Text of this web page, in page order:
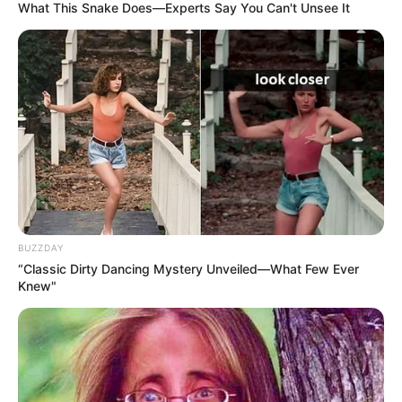
What This Snake Does—Experts Say You Can't Unsee It
BUZZDAY
“Classic Dirty Dancing Mystery Unveiled—What Few Ever
Knew"